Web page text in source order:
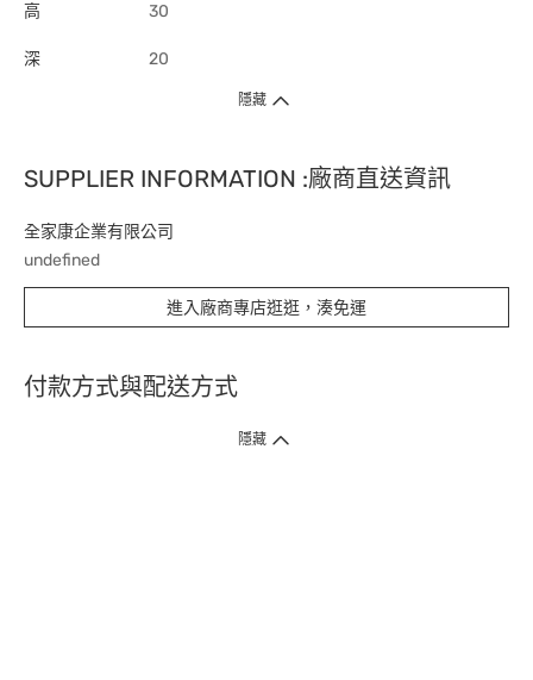
高 30
深 20
隱藏
SUPPLIER INFORMATION :廠商直送資訊
全家康企業有限公司
undefined
進入廠商專店逛逛，湊免運
付款方式與配送方式
隱藏